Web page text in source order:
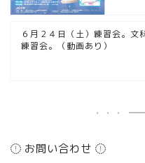
６月２４日（土）練習会。文
練習会。（動画あり）
お問い合わせ